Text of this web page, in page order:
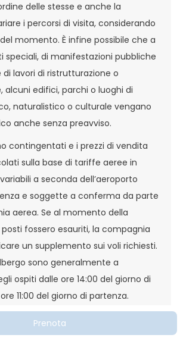
Prenota
delle stesse e anche la
i percorsi di visita, considerando
momento. È infine possibile che a
speciali, di manifestazioni pubbliche
di lavori di ristrutturazione o
alcuni edifici, parchi o luoghi di
naturalistico o culturale vengano
anche senza preavviso.
contingentati e i prezzi di vendita
sulla base di tariffe aeree in
a seconda dell’aeroporto
e soggette a conferma da parte
aerea. Se al momento della
fossero esauriti, la compagnia
un supplemento sui voli richiesti.
sono generalmente a
ospiti dalle ore 14:00 del giorno di
11:00 del giorno di partenza.
delle camere rimane
della singola struttura. La